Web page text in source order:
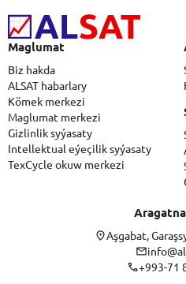
Maglumat
Biz hakda
ALSAT habarlary
Kömek merkezi
Maglumat merkezi
Gizlinlik syýasaty
Intellektual eýeçilik syýasaty
TexCycle okuw merkezi
Aşgabat,
+993-71